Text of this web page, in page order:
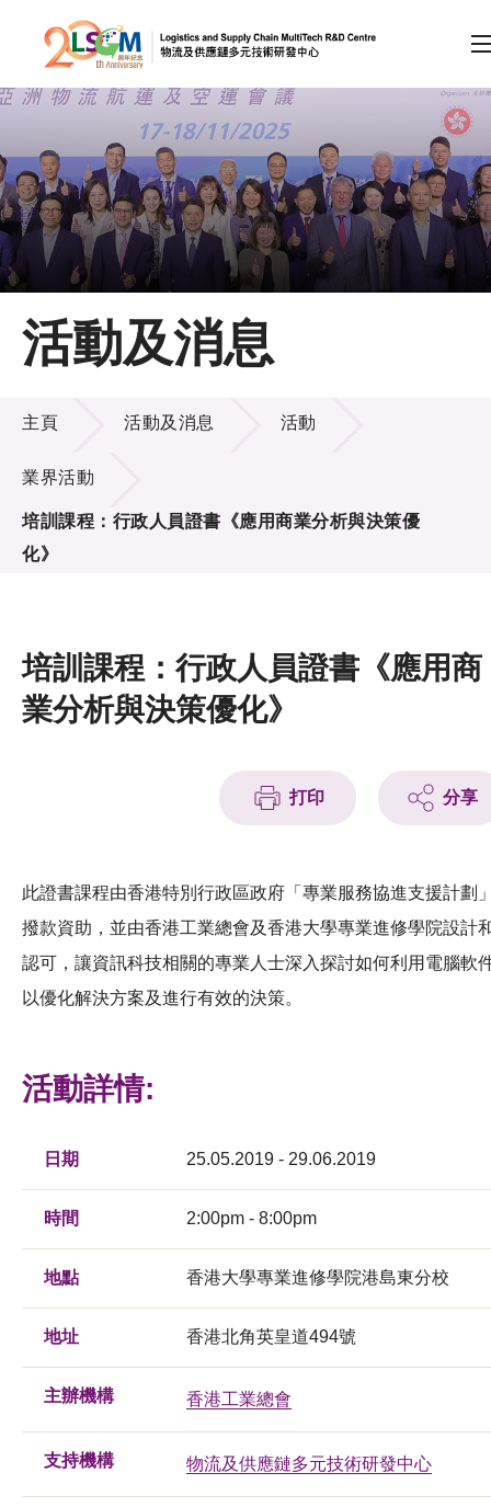
跳到內容（按回車鍵）
會員登入
A A EN 繁 简
主頁
關於LSCM
技術商品化
項目及資助計劃
活動及消息
新聞中心
活動及消息
活動及消息
主頁 活動及消息 活動
業界活動
培訓課程：行政人員證書《應用商業分析與決策優
化》
培訓課程：行政人員證書《應用商
業分析與決策優化》
打印 分享
此證書課程由香港特別行政區政府「專業服務協進支援計劃
撥款資助，並由香港工業總會及香港大學專業進修學院設計
認可，讓資訊科技相關的專業人士深入探討如何利用電腦軟
以優化解決方案及進行有效的決策。
活動詳情:
日期 25.05.2019 - 29.06.2019
時間 2:00pm - 8:00pm
地點 香港大學專業進修學院港島東分校
地址 香港北角英皇道494號
主辦機構 香港工業總會
支持機構 物流及供應鏈多元技術研發中心